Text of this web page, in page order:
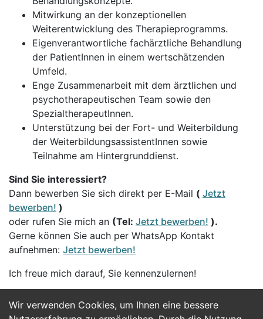
Wir verwenden Cookies, um Ihnen eine bessere
Mitwirkung an der konzeptionellen
Weiterentwicklung des Therapieprogramms.
Eigenverantwortliche fachärztliche Behandlung
der PatientInnen in einem wertschätzenden
Umfeld.
Enge Zusammenarbeit mit dem ärztlichen und
psychotherapeutischen Team sowie den
SpezialtherapeutInnen.
Unterstützung bei der Fort- und Weiterbildung
der WeiterbildungsassistentInnen sowie
Teilnahme am Hintergrunddienst.
Sind Sie interessiert?
Dann bewerben Sie sich direkt per E-Mail ( Jetzt
bewerben! )
oder rufen Sie mich an (Tel: Jetzt bewerben! ).
Gerne können Sie auch per WhatsApp Kontakt
aufnehmen: Jetzt bewerben!
Ich freue mich darauf, Sie kennenzulernen!
Jetzt Bewerben